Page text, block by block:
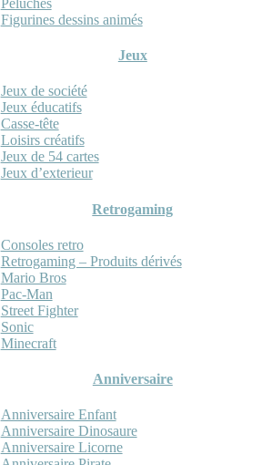
Figurines dessins animés
Jeux
Jeux de société
Jeux éducatifs
Casse-tête
Loisirs créatifs
Jeux de 54 cartes
Jeux d’exterieur
Retrogaming
Consoles retro
Retrogaming – Produits dérivés
Mario Bros
Pac-Man
Street Fighter
Sonic
Minecraft
Anniversaire
Anniversaire Enfant
Anniversaire Dinosaure
Anniversaire Licorne